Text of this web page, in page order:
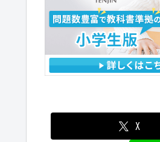
X